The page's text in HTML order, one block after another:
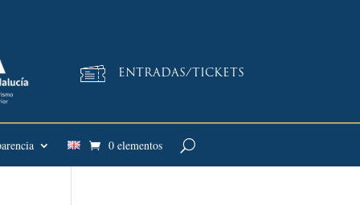
ENTRADAS/TICKETS
0 elementos